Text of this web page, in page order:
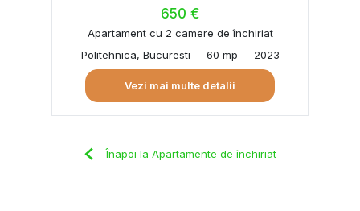
650 €
Apartament cu 2 camere de închiriat
Politehnica, Bucuresti
60 mp 2023
Vezi mai multe detalii
Înapoi la Apartamente de închiriat